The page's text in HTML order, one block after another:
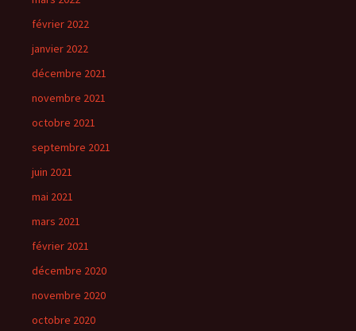
février 2022
janvier 2022
décembre 2021
novembre 2021
octobre 2021
septembre 2021
juin 2021
mai 2021
mars 2021
février 2021
décembre 2020
novembre 2020
octobre 2020